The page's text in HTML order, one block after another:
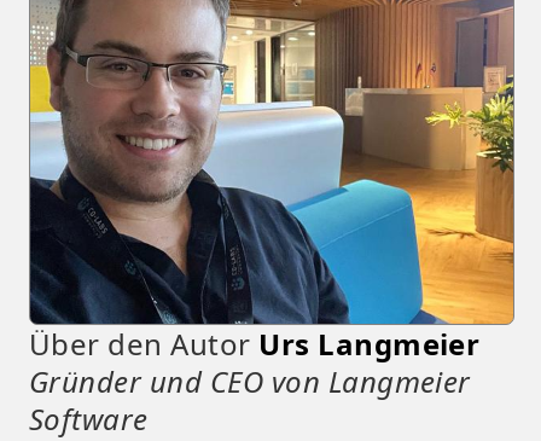
Über den Autor Urs Langmeier
Gründer und CEO von Langmeier
Software